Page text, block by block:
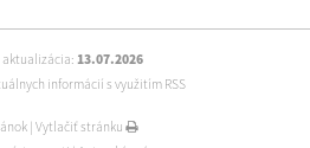
aktualizácia: 13.07.2026
informácií s využitím RSS
| Vytlačiť stránku